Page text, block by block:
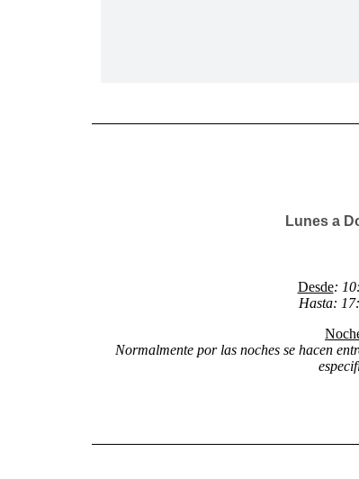
Lunes a
Desde:
Hasta:
Normalmente por las noches se hacen